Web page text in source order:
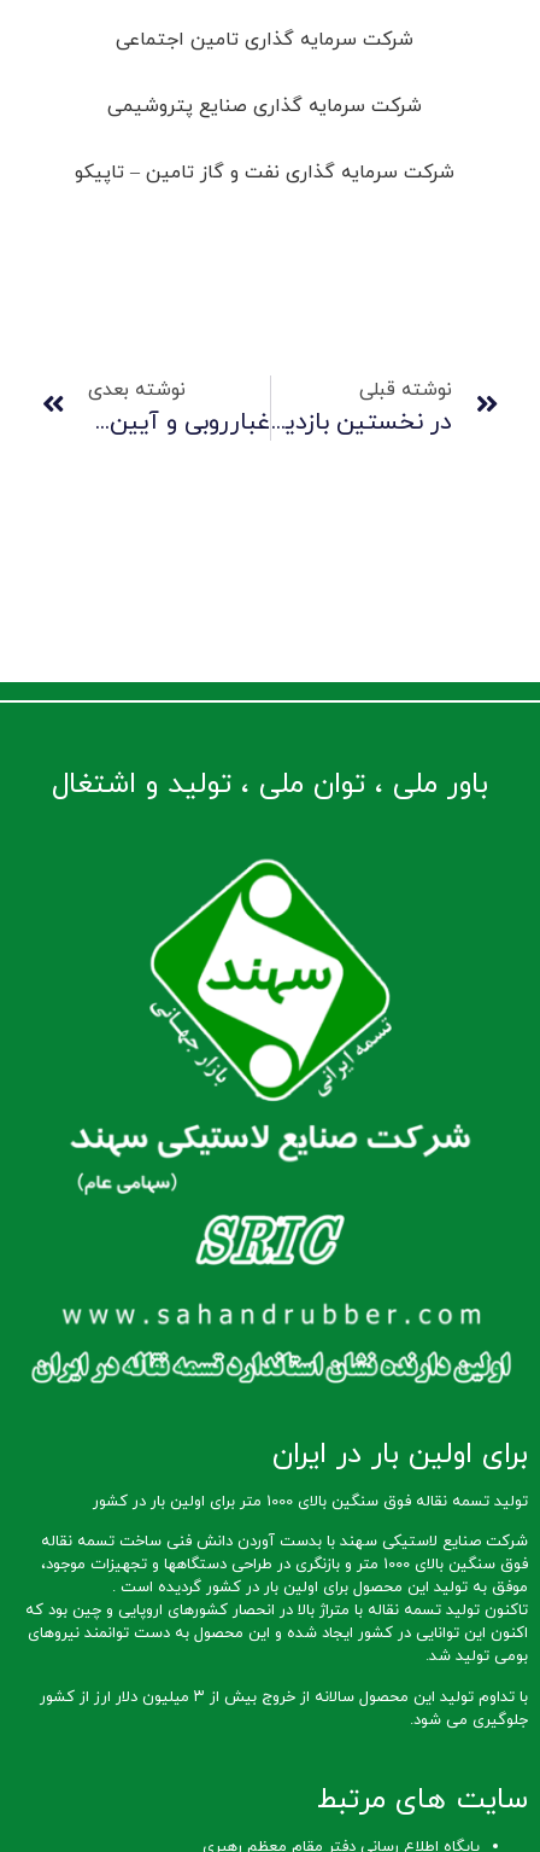
شرکت سرمایه گذاری تامین اجتماعی
شرکت سرمایه گذاری صنایع پتروشیمی
شرکت سرمایه گذاری نفت و گاز تامین – تاپیکو
نوشته قبلی
در نخستین بازدید استانی مدیرعامل تاپیکو و هیات همراه از زیرمجموعه‌ها تاکید شد/ دکتر پهلوانی: توسعه در بنگاه‌ها؛ اجماع، اراده، تخصص، آرامش، تمرکز و توازن مدیریتی می‌خواهد
نوشته بعدی
غبارروبی و آیین نکوداشت مساجد در شرکت صنایع لاستیکی سهند
باور ملی ، توان ملی ، تولید و اشتغال
برای اولین بار در ایران
تولید تسمه نقاله فوق سنگین بالای 1000 متر برای اولین بار در کشور
شرکت صنایع لاستیکی سهند با بدست آوردن دانش فنی ساخت تسمه نقاله
فوق سنگین بالای 1000 متر و بازنگری در طراحی دستگاهها و تجهیزات موجود،
موفق به تولید این محصول برای اولین بار در کشور گردیده است .
تاکنون تولید تسمه نقاله با متراژ بالا در انحصار کشورهای اروپایی و چین بود که
اکنون این توانایی در کشور ایجاد شده و این محصول به دست توانمند نیروهای
بومی تولید شد.
با تداوم تولید این محصول سالانه از خروج بیش از ۳ میلیون دلار ارز از کشور
جلوگیری می شود.
سایت های مرتبط
پایگاه اطلاع رسانی دفتر مقام معظم رهبری